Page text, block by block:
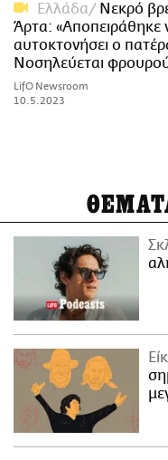
Ελλάδα
Νεκρό
Άρτα: «Αποπειράθηκε
αυτοκτονήσει ο
Νοσηλεύεται
LifO Newsroom
10.5.2023